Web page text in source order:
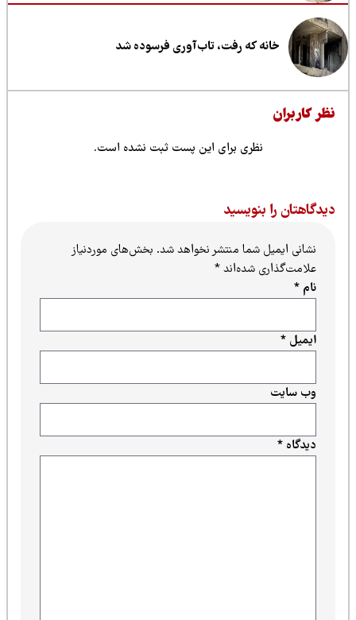
خانه که رفت، تاب‌آوری فرسوده شد
کاربران
نظری برای این پست ثبت نشده است.
را بنویسید
نشانی ایمیل شما منتشر نخواهد شد.بخش‌های موردنیاز
علامت‌گذاری شده‌اند*
دیدگاه*
ایمیل*
وب‌ سایت